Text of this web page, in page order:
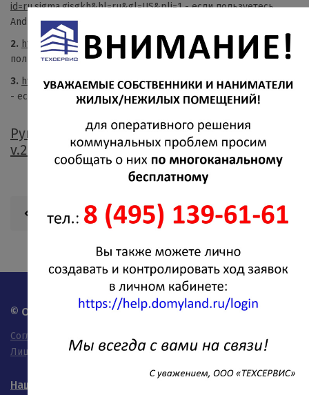
id=ru.sigma.gisgkh&hl=ru&gl=US&pli=1- если пользуетесь
Android
2. https://appgallery.huawei.com/app/C107546429
- если
пользуетесь устройством Huawei на Android
3. https://apps.apple.com/ru/app/госуслуги-дом/id1616550510
- если пользуетесь устройством на IOS
Руководство пользователя Госуслуги. Дом
v.2.7.0
Вернуться к списку новостей
© OOO "Техсервис" - 2026
Согласие на обработку персональных данных
Лицензия на осуществление деятельности
Наши дома